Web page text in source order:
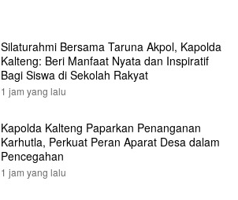
Silaturahmi Bersama Taruna Akpol, Kapolda
Kalteng: Beri Manfaat Nyata dan Inspiratif
Bagi Siswa di Sekolah Rakyat
1 jam yang lalu
Kapolda Kalteng Paparkan Penanganan
Karhutla, Perkuat Peran Aparat Desa dalam
Pencegahan
1 jam yang lalu